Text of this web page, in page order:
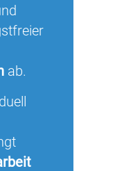
ab.